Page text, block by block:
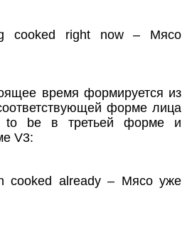
cooked right now – Мясо
время формируется из
форме лица
to be в третьей форме и
V3:
cooked already – Мясо уже